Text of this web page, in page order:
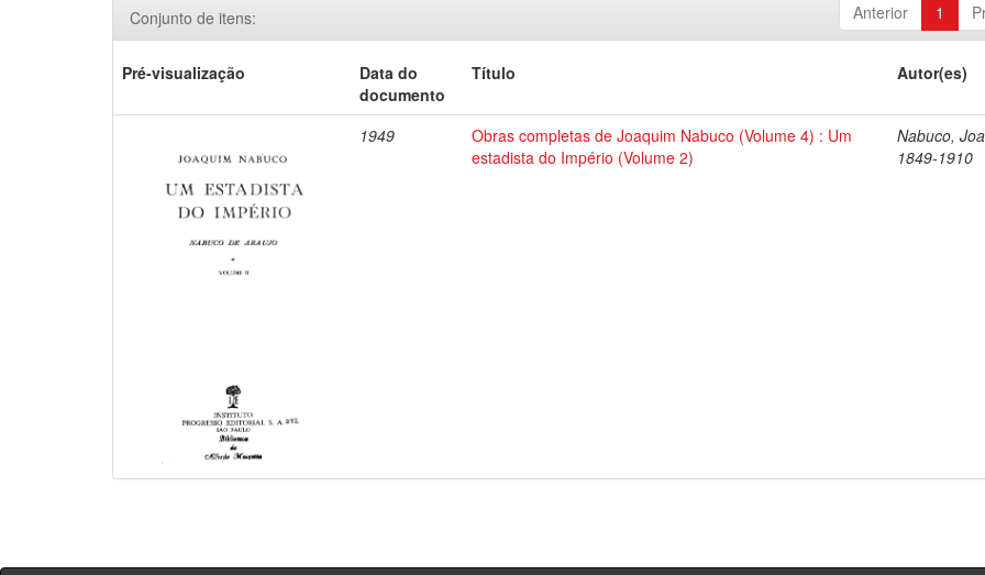
Anterior 1
Conjunto de itens:
Pré-visualização
Data do
documento
Título Autor(es)
1949
Obras completas de Joaquim Nabuco (Volume 4) : Um
estadista do Império (Volume 2)
Nabuco,
1849-1910